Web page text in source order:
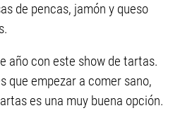
de pencas, jamón y queso
año con este show de tartas.
que empezar a comer sano,
es una muy buena opción.